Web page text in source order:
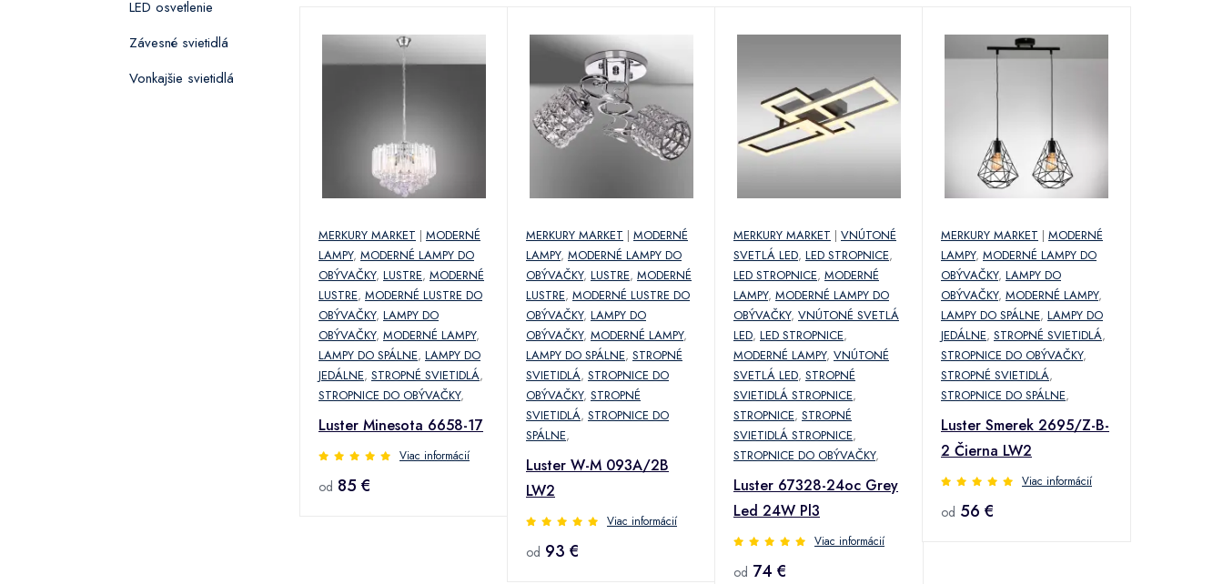
LED osvetlenie
Závesné svietidlá
Vonkajšie svietidlá
MERKURY MARKET | MODERNÉ
LAMPY, MODERNÉ LAMPY DO
OBÝVAČKY, LUSTRE, MODERNÉ
LUSTRE, MODERNÉ LUSTRE DO
OBÝVAČKY, LAMPY DO
OBÝVAČKY, MODERNÉ LAMPY,
LAMPY DO SPÁLNE, LAMPY DO
JEDÁLNE, STROPNÉ SVIETIDLÁ,
STROPNICE DO OBÝVAČKY,
Luster Minesota 6658-17
Viac informácií
od 85 €
MERKURY MARKET | MODERNÉ
LAMPY, MODERNÉ LAMPY DO
OBÝVAČKY, LUSTRE, MODERNÉ
LUSTRE, MODERNÉ LUSTRE DO
OBÝVAČKY, LAMPY DO
OBÝVAČKY, MODERNÉ LAMPY,
LAMPY DO SPÁLNE, STROPNÉ
SVIETIDLÁ, STROPNICE DO
OBÝVAČKY, STROPNÉ
SVIETIDLÁ, STROPNICE DO
SPÁLNE,
Luster W-M 093A/2B
LW2
Viac informácií
od 93 €
MERKURY MARKET | VNÚTONÉ
SVETLÁ LED, LED STROPNICE,
LED STROPNICE, MODERNÉ
LAMPY, MODERNÉ LAMPY DO
OBÝVAČKY, VNÚTONÉ SVETLÁ
LED, LED STROPNICE,
MODERNÉ LAMPY, VNÚTONÉ
SVETLÁ LED, STROPNÉ
SVIETIDLÁ STROPNICE,
STROPNICE, STROPNÉ
SVIETIDLÁ STROPNICE,
STROPNICE DO OBÝVAČKY,
Luster 67328-24oc Grey
Led 24W Pl3
Viac informácií
od 74 €
MERKURY MARKET | MODERNÉ
LAMPY, MODERNÉ LAMPY DO
OBÝVAČKY, LAMPY DO
OBÝVAČKY, MODERNÉ LAMPY,
LAMPY DO SPÁLNE, LAMPY DO
JEDÁLNE, STROPNÉ SVIETIDLÁ,
STROPNICE DO OBÝVAČKY,
STROPNÉ SVIETIDLÁ,
STROPNICE DO SPÁLNE,
Luster Smerek 2695/Z-B-
2 Čierna LW2
Viac informácií
od 56 €